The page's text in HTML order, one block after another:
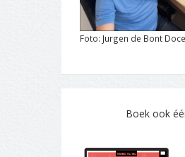
Foto: Jurgen de Bont
Boek ook